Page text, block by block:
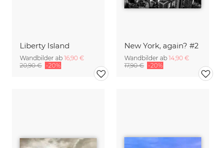
Liberty Island
Wandbilder ab 16,90 €
20,90 € -20%
New York, again? #2
Wandbilder ab 14,90 €
17,90 € -20%